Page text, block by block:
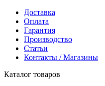
Доставка
Оплата
Гарантия
Производство
Статьи
Контакты / Магазины
Каталог товаров